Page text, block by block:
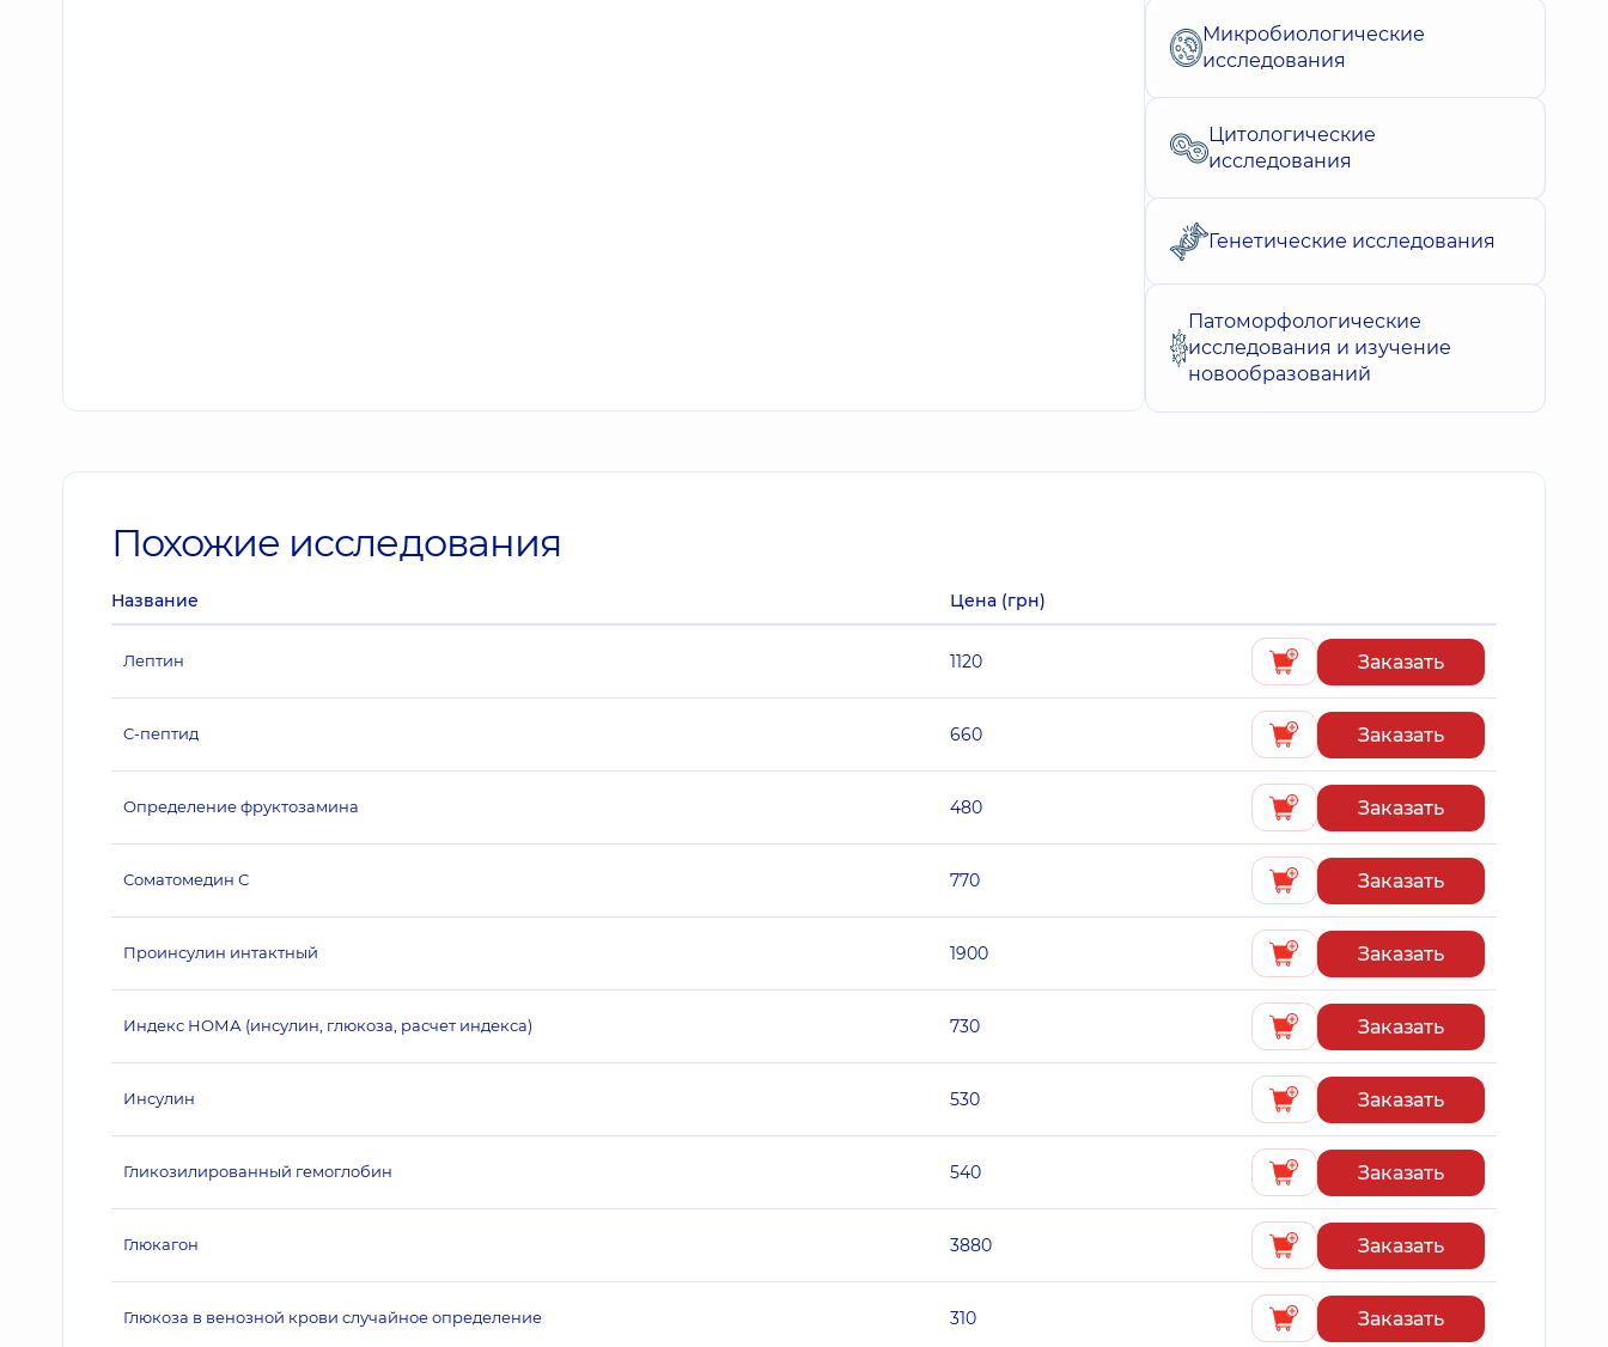
Микробиологические
исследования
Цитологические
исследования
Генетические исследования
Патоморфологические
исследования и изучение
новообразований
Похожие исследования
Название Цена (грн)
Лептин 1120 Заказать
C-пептид 660 Заказать
Определение фруктозамина 480 Заказать
Соматомедин С 770 Заказать
Проинсулин интактный 1900 Заказать
Индекс НОМА (инсулин, глюкоза, расчет индекса) 730 Заказать
Инсулин 530 Заказать
Гликозилированный гемоглобин 540 Заказать
Глюкагон 3880 Заказать
Глюкоза в венозной крови случайное определение 310 Заказать